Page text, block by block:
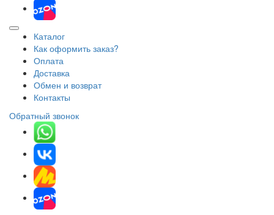
Каталог
Как оформить заказ?
Оплата
Доставка
Обмен и возврат
Контакты
Обратный звонок